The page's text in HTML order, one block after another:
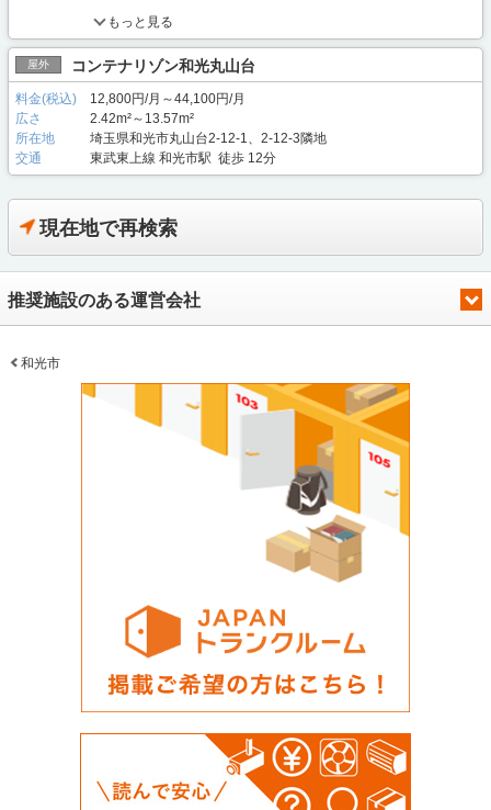
もっと見る
屋外 コンテナリゾン和光丸山台
料金(税込)
12,800円/月～44,100円/月
広さ
2.42m²～13.57m²
所在地
埼玉県和光市丸山台2-12-1、2-12-3隣地
交通
東武東上線 和光市駅 徒歩 12分
現在地で再検索
推奨施設のある運営会社
和光市